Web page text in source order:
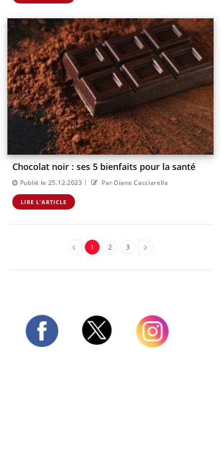
Chocolat noir : ses 5 bienfaits pour la santé
Publié le 25.12.2023 | Par Diane Cacciarella
LIRE L'ARTICLE
1 2 3